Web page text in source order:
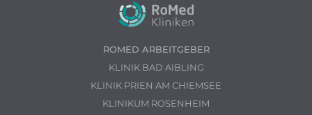
ROMED ARBEITGEBER
KLINIK BAD AIBLING
KLINIK PRIEN AM CHIEMSEE
KLINIKUM ROSENHEIM